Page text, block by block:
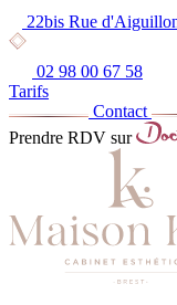
22bis Rue
02 98 00 67 58
Tarifs
Contact
Prendre RDV sur